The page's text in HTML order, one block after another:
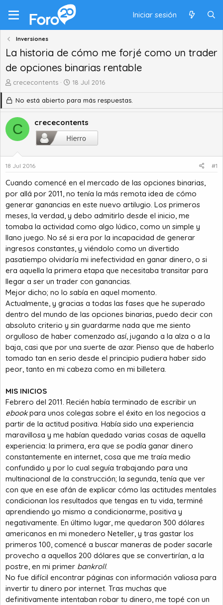
Iniciar sesión
Inversiones
La historia de cómo me forjé como un trader
de opciones binarias rentable
A
o
r
d
e
e
m
crececontents
F
c
h
a
d
e
i
n
i
o
18 Jul 2016
No está abierto para más respuestas.
C crececontents
18 Jul 2016 #1
Cuando comencé en el mercado de las opciones binarias,
por allá por 2011, no tenía la más remota idea de cómo
generar ganancias en este nuevo artilugio. Los primeros
meses, la verdad, y debo admitirlo desde el inicio, me
tomaba la actividad como algo lúdico, como un simple y
llano juego. No sé si era por la incapacidad de generar
ingresos constantes, y viéndolo como un divertido
pasatiempo olvidaría mi inefectividad en ganar dinero, o si
era aquella la primera etapa que necesitaba transitar para
llegar a ser un trader con ganancias.
Mejor dicho; no lo sabía en aquel momento.
Actualmente, y gracias a todas las fases que he superado
dentro del mundo de las opciones binarias, puedo decir con
absoluto criterio y sin guardarme nada que me siento
orgulloso de haber comenzado así, jugando a la alza o a la
baja, casi que por una suerte de azar. Pienso que de haberlo
tomado tan en serio desde el principio pudiera haber sido
peor, tanto en mi cabeza como en mi billetera.
MIS INICIOS
Febrero del 2011. Recién había terminado de escribir un
ebookpara unos colegas sobre el éxito en los negocios a
partir de la actitud positiva. Había sido una experiencia
maravillosa y me habían quedado varias cosas de aquella
experiencia: la primera, era que se podía ganar dinero
constantemente en internet, cosa que me traía medio
confundido y por lo cual seguía trabajando para una
multinacional de la construcción; la segunda, tenía que ver
con que en ese afán de explicar cómo las actitudes mentales
condicionan los resultados que tengas en tu vida, terminé
aprendiendo yo mismo a condicionarme, positiva y
negativamente. En último lugar, me quedaron 300 dólares
americanos en mi monedero Neteller, y tras gastar los
primeros 100, comencé a buscar maneras de poder sacarle
provecho a aquellos 200 dólares que se convertirían, a la
postre, en mi primer bankroll.
No fue difícil encontrar páginas con información valiosa para
invertir tu dinero por internet. Tras muchas que
definitivamente intentaban robar tu dinero, me topé con un